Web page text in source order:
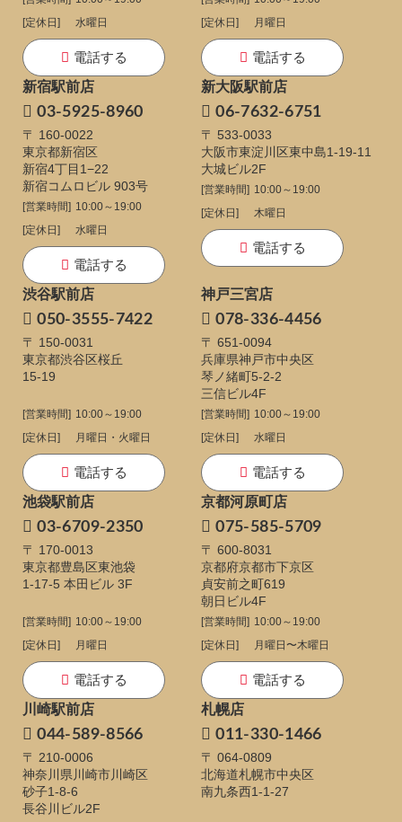
[定休日]
水曜日
電話する
[定休日]
月曜日
電話する
新宿駅前店
03-5925-8960
〒 160-0022
東京都新宿区
新宿4丁目1−22
新宿コムロビル 903号
[営業時間] 10:00～19:00
[定休日]
水曜日
電話する
新大阪駅前店
06-7632-6751
〒 533-0033
大阪市東淀川区東中島1-19-11
大城ビル2F
[営業時間] 10:00～19:00
[定休日]
木曜日
電話する
渋谷駅前店
050-3555-7422
〒 150-0031
東京都渋谷区桜丘
15-19
[営業時間] 10:00～19:00
[定休日]
月曜日・火曜日
電話する
神戸三宮店
078-336-4456
〒 651-0094
兵庫県神戸市中央区
琴ノ緒町5-2-2
三信ビル4F
[営業時間] 10:00～19:00
[定休日]
水曜日
電話する
池袋駅前店
03-6709-2350
〒 170-0013
東京都豊島区東池袋
1-17-5 本田ビル 3F
[営業時間] 10:00～19:00
[定休日]
月曜日
電話する
京都河原町店
075-585-5709
〒 600-8031
京都府京都市下京区
貞安前之町619
朝日ビル4F
[営業時間] 10:00～19:00
[定休日]
月曜日〜木曜日
電話する
川崎駅前店
044-589-8566
〒 210-0006
神奈川県川崎市川崎区
砂子1-8-6
長谷川ビル2F
札幌店
011-330-1466
〒 064-0809
北海道札幌市中央区
南九条西1-1-27